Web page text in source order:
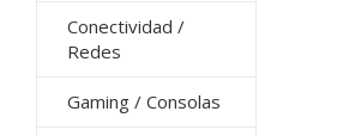
Conectividad /
Redes
Gaming / Consolas